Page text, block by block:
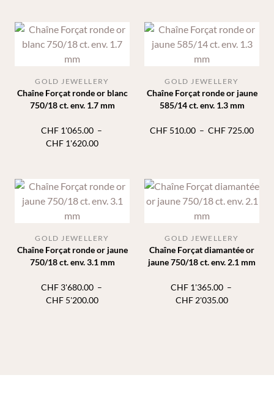
Chaîne Forçat ronde or blanc
750/18 ct. env. 1.7 mm
GOLD JEWELLERY
CHF1'065.00 –
CHF 1'620.00Plage
CHF 1'065.00
CHF 1'620.00
Chaîne Forçat ronde or jaune
585/14 ct. env. 1.3 mm
GOLD JEWELLERY
CHF 510.00 – CHF725.00Plage
à
Chaîne Forçat ronde or jaune
750/18 ct. env. 3.1 mm
GOLD JEWELLERY
CHF3'680.00 –
CHF 5'200.00Plage
Chaîne Forçat diamantée or
jaune 750/18 ct. env. 2.1 mm
GOLD JEWELLERY
CHF1'365.00 –
CHF 2'035.00Plage